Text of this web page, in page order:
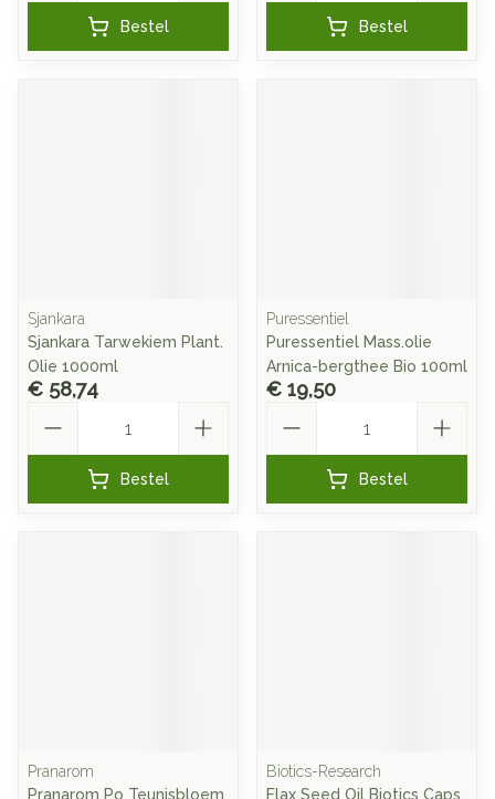
Bestel Bestel
Sjankara
Sjankara Tarwekiem Plant.
Olie 1000ml
€ 58,74
Bestel
Puressentiel
Puressentiel Mass.olie
Arnica-bergthee Bio 100ml
€ 19,50
Bestel
Pranarom
Pranarom Po Teunisbloem
Biotics-Research
Flax Seed Oil Biotics Caps